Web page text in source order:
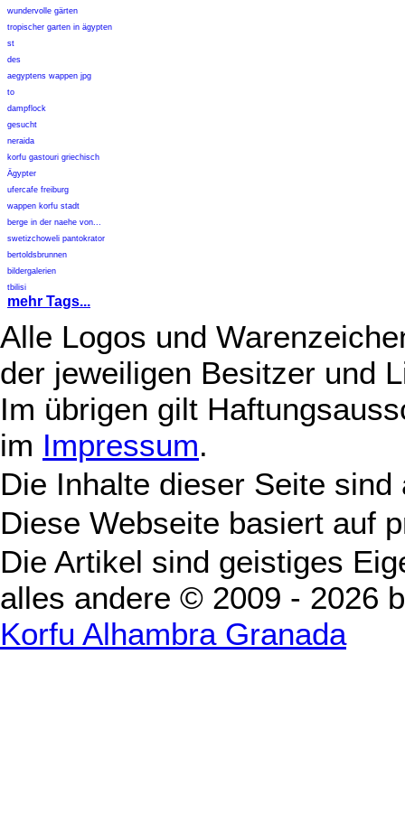
wundervolle gärten
tropischer garten in ägypten
st
des
aegyptens wappen jpg
to
dampflock
gesucht
neraida
korfu gastouri griechisch
Ägypter
ufercafe freiburg
wappen korfu stadt
berge in der naehe von...
swetizchoweli pantokrator
bertoldsbrunnen
bildergalerien
tbilisi
mehr Tags...
Alle Logos und
der jeweiligen Besitzer und
Im übrigen gilt
im Impressum.
Die Inhalte dieser Seite
Diese Webseite basiert auf
Die Artikel sind geistiges
alles andere © 2009 - 2026
Korfu Alhambra Granada